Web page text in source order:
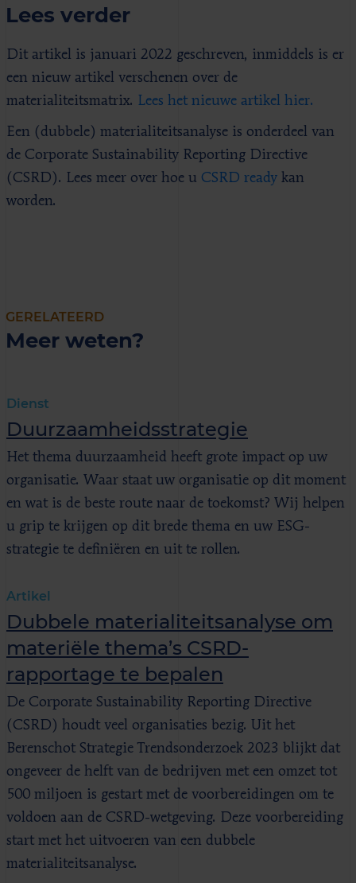
Lees verder
Dit artikel is januari 2022 geschreven, inmiddels is er
een nieuw artikel verschenen over de
materialiteitsmatrix. Lees het nieuwe artikel hier.
Een (dubbele) materialiteitsanalyse is onderdeel van
de Corporate Sustainability Reporting Directive
(CSRD). Lees meer over hoe u CSRD ready kan
worden.
GERELATEERD
Meer weten?
Dienst
Duurzaamheids­strategie
Het thema duurzaamheid heeft grote impact op uw
organisatie. Waar staat uw organisatie op dit moment
en wat is de beste route naar de toekomst? Wij helpen
u grip te krijgen op dit brede thema en uw ESG-
strategie te definiëren en uit te rollen.
Artikel
Dubbele materialiteits­analyse om
materiële thema’s CSRD-
rapportage te bepalen
De Corporate Sustainability Reporting Directive
(CSRD) houdt veel organisaties bezig. Uit het
Berenschot Strategie Trendsonderzoek 2023 blijkt dat
ongeveer de helft van de bedrijven met een omzet tot
500 miljoen is gestart met de voorbereidingen om te
voldoen aan de CSRD-wetgeving. Deze voorbereiding
start met het uitvoeren van een dubbele
materialiteitsanalyse.